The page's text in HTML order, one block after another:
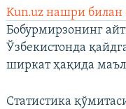
Kun.uz нашри билан
Бобурмирзонинг
Ўзбекистонда
ширкат ҳақида
Статистика